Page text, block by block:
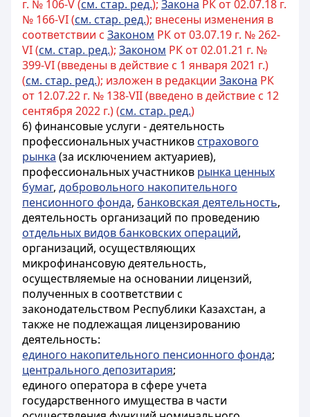
г. № 106-V (см. стар. ред.); Закона РК от 02.07.18 г.
№ 166-VI (см. стар. ред.); внесены изменения в
соответствии с Законом РК от 03.07.19 г. № 262-
VI (см. стар. ред.); Законом РК от 02.01.21 г. №
399-VI (введены в действие с 1 января 2021 г.)
(см. стар. ред.); изложен в редакции Закона РК
от 12.07.22 г. № 138-VII (введено в действие с 12
сентября 2022 г.) (см. стар. ред.)
6) финансовые услуги - деятельность
профессиональных участников страхового
рынка (за исключением актуариев),
профессиональных участников рынка ценных
бумаг, добровольного накопительного
пенсионного фонда, банковская деятельность,
деятельность организаций по проведению
отдельных видов банковских операций,
организаций, осуществляющих
микрофинансовую деятельность,
осуществляемые на основании лицензий,
полученных в соответствии с
законодательством Республики Казахстан, а
также не подлежащая лицензированию
деятельность:
единого накопительного пенсионного фонда;
центрального депозитария;
единого оператора в сфере учета
государственного имущества в части